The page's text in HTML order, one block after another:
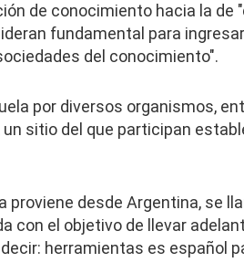
de conocimiento hacia la de
fundamental para
del conocimiento".
por diversos organismos,
un sitio del que participan
desde Argentina, se
con el objetivo de llevar
herramientas es español